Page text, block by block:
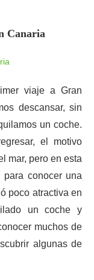
Canaria
viaje a Gran
descansar, sin
un coche.
el motivo
mar, pero en esta
para conocer una
poco atractiva en
un coche y
muchos de
algunas de